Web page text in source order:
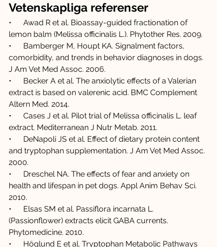
Vetenskapliga referenser
•      Awad R et al. Bioassay-guided fractionation of
lemon balm (Melissa officinalis L.). Phytother Res. 2009.
•      Bamberger M, Houpt KA. Signalment factors,
comorbidity, and trends in behavior diagnoses in dogs.
J Am Vet Med Assoc. 2006.
•      Becker A et al. The anxiolytic effects of a Valerian
extract is based on valerenic acid. BMC Complement
Altern Med. 2014.
•      Cases J et al. Pilot trial of Melissa officinalis L. leaf
extract. Mediterranean J Nutr Metab. 2011.
•      DeNapoli JS et al. Effect of dietary protein content
and tryptophan supplementation. J Am Vet Med Assoc.
2000.
•      Dreschel NA. The effects of fear and anxiety on
health and lifespan in pet dogs. Appl Anim Behav Sci.
2010.
•      Elsas SM et al. Passiflora incarnata L.
(Passionflower) extracts elicit GABA currents.
Phytomedicine. 2010.
•      Höglund E et al. Tryptophan Metabolic Pathways